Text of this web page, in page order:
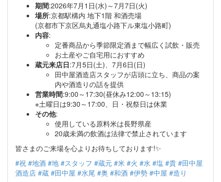
期間:2026年7月1日(水)～7月7日(火)
場所:京都駅構内 地下1階 和酒売場
(京都市下京区烏丸通塩小路下ル東塩小路町)
内容:
定番商品から季節限定酒まで幅広く試飲・販売
お土産やご自宅用におすすめ
蔵元来店日:7月5日(土)、7月6日(日)
田中屋酒造店スタッフが店頭に立ち、商品の案
内や酒造りの話を提供
営業時間:9:00～17:30(昼休み12:00～13:15)
※土曜日は9:30～17:00、日・祝祭日は休業
その他:
使用している原料米は長野県産
20歳未満の飲酒は法律で禁止されています
皆さまのご来場を心よりお待ちしております!✨
#祝 #地酒 #地 #スタッフ #蔵元 #米 #火 #水 #塩 #貴 #田中屋
酒造店 #蔵 #田中屋 #水尾 #奥 #和酒 #伊勢 #中屋 #造り